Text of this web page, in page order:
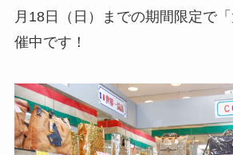
月18日（日）までの期間限定で
催中です！